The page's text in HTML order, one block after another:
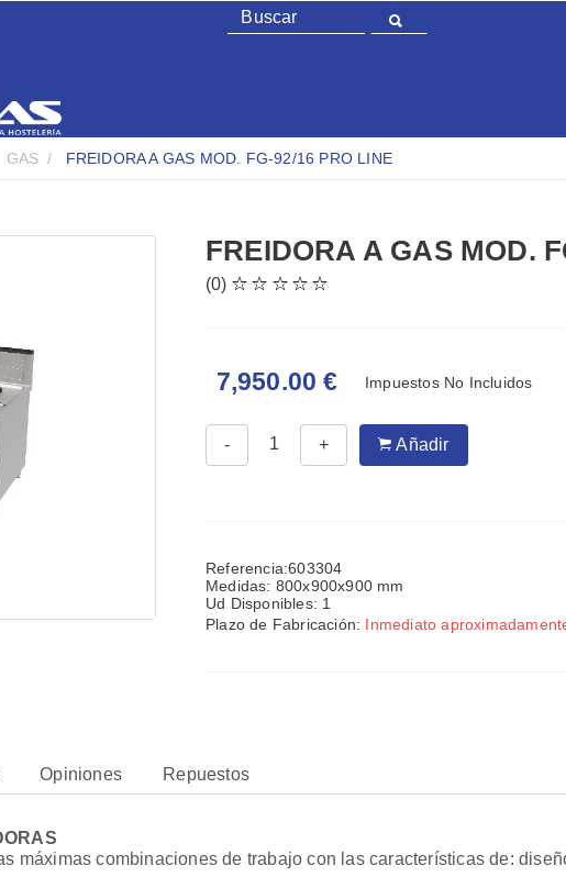
GAS FREIDORA A GAS MOD. FG-92/16 PRO LINE
FREIDORA A GAS MOD.
(0)
7,950.00 € Impuestos No Incluidos
- + Añadir
Referencia:603304
Medidas: 800x900x900 mm
Ud Disponibles: 1
Plazo de Fabricación: Inmediato
Opiniones Repuestos
máximas combinaciones de trabajo con las características de: